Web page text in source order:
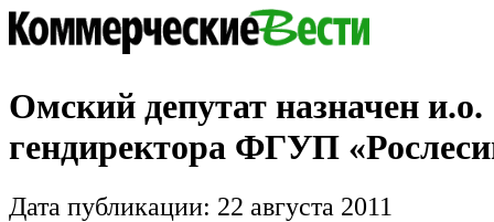
Омский депутат назначен и.о.
гендиректора ФГУП
Дата публикации: 22 августа 2011